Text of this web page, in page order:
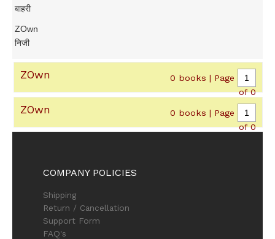
बाहरी
ZOwn
निजी
ZOwn
0 books | Page
of 0
ZOwn
0 books | Page
of 0
COMPANY POLICIES
Shipping
Return / Cancellation
Support Form
FAQ's